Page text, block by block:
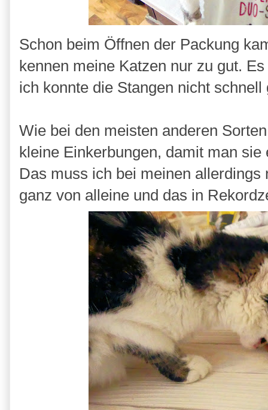
Schon beim Öffnen der Packung
kennen meine Katzen nur zu gut.
ich konnte die Stangen nicht
Wie bei den meisten anderen
kleine Einkerbungen, damit man
Das muss ich bei meinen
ganz von alleine und das in